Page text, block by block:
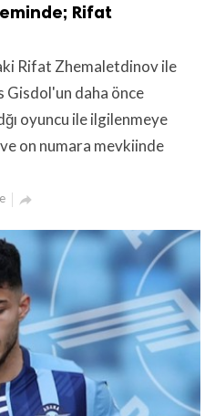
Rifat
Rifat Zhemaletdinov ile
Gisdol'un daha önce
oyuncu ile ilgilenmeye
on numara mevkiinde
